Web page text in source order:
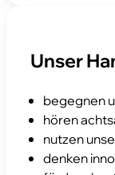
Unser
begegnen
hören
nutzen
denken